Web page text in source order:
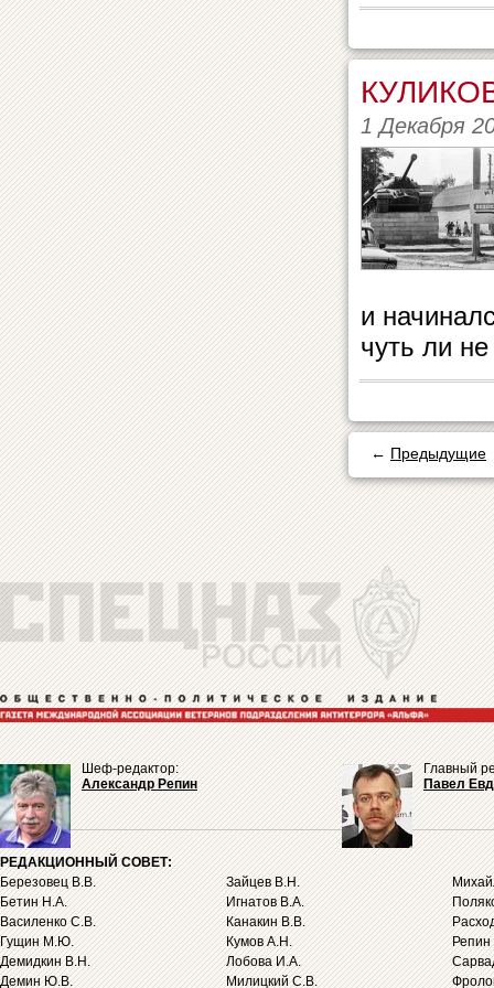
1 Декабря
и
чуть ли
← Предыдущие
Шеф-редактор:
Александр Репин
Главный
Павел
РЕДАКЦИОННЫЙ СОВЕТ:
Березовец В.В.
Бетин Н.А.
Василенко С.В.
Гущин М.Ю.
Демидкин В.Н.
Демин Ю.В.
Зайцев В.Н.
Игнатов В.А.
Канакин В.В.
Кумов А.Н.
Лобова И.А.
Милицкий С.В.
Репин